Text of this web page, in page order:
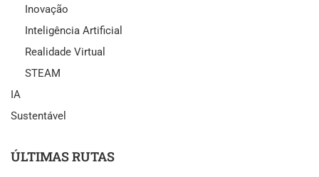
Inovação
Inteligência Artificial
Realidade Virtual
STEAM
IA
Sustentável
ÚLTIMAS RUTAS